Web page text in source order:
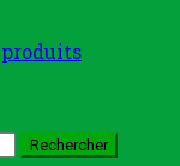
produits